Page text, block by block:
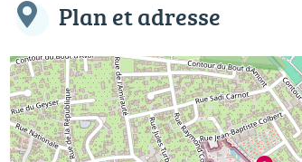
Plan et adresse